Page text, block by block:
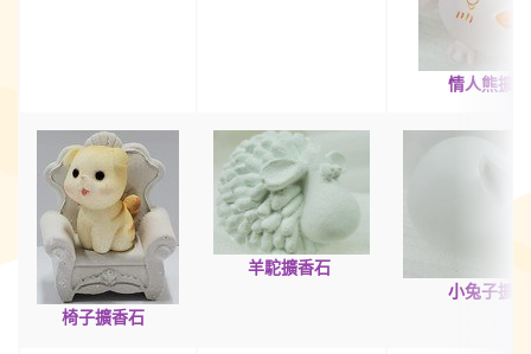
情人熊擴香
椅子擴香石
羊駝擴香石
小兔子擴香